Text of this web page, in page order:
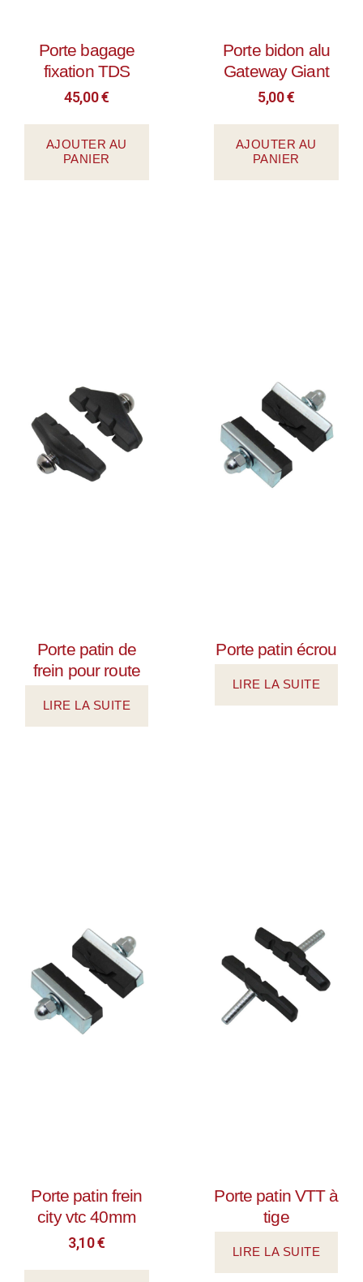
Porte bagage
fixation TDS
45,00€
AJOUTER AU
PANIER
Porte bidon alu
Gateway Giant
5,00€
AJOUTER AU
PANIER
Porte patin de
frein pour route
LIRE LA SUITE
Porte patin écrou
LIRE LA SUITE
Porte patin frein
city vtc 40mm
3,10€
Porte patin VTT à
tige
LIRE LA SUITE